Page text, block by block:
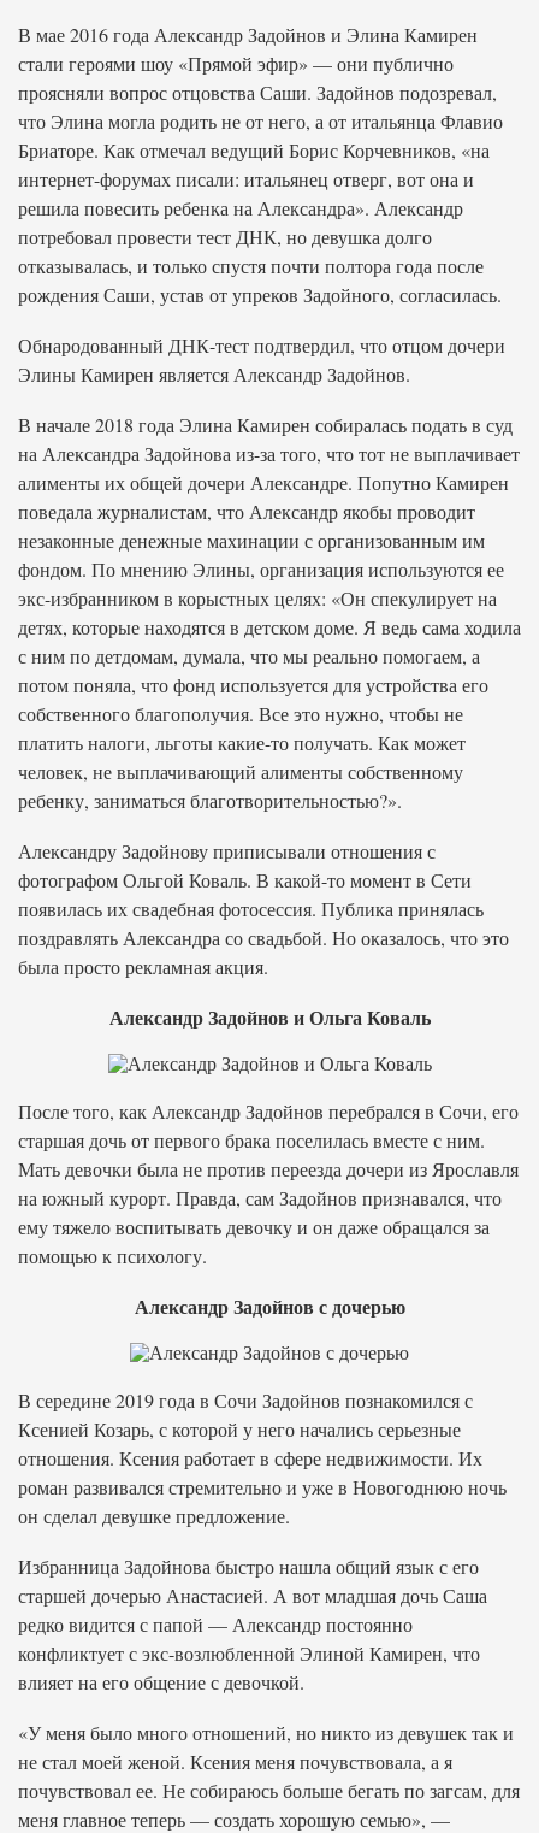
В мае 2016 года Александр Задойнов и Элина Камирен
стали героями шоу «Прямой эфир» — они публично
проясняли вопрос отцовства Саши. Задойнов подозревал,
что Элина могла родить не от него, а от итальянца Флавио
Бриаторе. Как отмечал ведущий Борис Корчевников, «на
интернет-форумах писали: итальянец отверг, вот она и
решила повесить ребенка на Александра». Александр
потребовал провести тест ДНК, но девушка долго
отказывалась, и только спустя почти полтора года после
рождения Саши, устав от упреков Задойного, согласилась.
Обнародованный ДНК-тест подтвердил, что отцом дочери
Элины Камирен является Александр Задойнов.
В начале 2018 года Элина Камирен собиралась подать в суд
на Александра Задойнова из-за того, что тот не выплачивает
алименты их общей дочери Александре. Попутно Камирен
поведала журналистам, что Александр якобы проводит
незаконные денежные махинации с организованным им
фондом. По мнению Элины, организация используются ее
экс-избранником в корыстных целях: «Он спекулирует на
детях, которые находятся в детском доме. Я ведь сама ходила
с ним по детдомам, думала, что мы реально помогаем, а
потом поняла, что фонд используется для устройства его
собственного благополучия. Все это нужно, чтобы не
платить налоги, льготы какие-то получать. Как может
человек, не выплачивающий алименты собственному
ребенку, заниматься благотворительностью?».
Александру Задойнову приписывали отношения с
фотографом Ольгой Коваль. В какой-то момент в Сети
появилась их свадебная фотосессия. Публика принялась
поздравлять Александра со свадьбой. Но оказалось, что это
была просто рекламная акция.
Александр Задойнов и Ольга Коваль
После того, как Александр Задойнов перебрался в Сочи, его
старшая дочь от первого брака поселилась вместе с ним.
Мать девочки была не против переезда дочери из Ярославля
на южный курорт. Правда, сам Задойнов признавался, что
ему тяжело воспитывать девочку и он даже обращался за
помощью к психологу.
Александр Задойнов с дочерью
В середине 2019 года в Сочи Задойнов познакомился с
Ксенией Козарь, с которой у него начались серьезные
отношения. Ксения работает в сфере недвижимости. Их
роман развивался стремительно и уже в Новогоднюю ночь
он сделал девушке предложение.
Избранница Задойнова быстро нашла общий язык с его
старшей дочерью Анастасией. А вот младшая дочь Саша
редко видится с папой — Александр постоянно
конфликтует с экс-возлюбленной Элиной Камирен, что
влияет на его общение с девочкой.
«У меня было много отношений, но никто из девушек так и
не стал моей женой. Ксения меня почувствовала, а я
почувствовал ее. Не собираюсь больше бегать по загсам, для
меня главное теперь — создать хорошую семью», —